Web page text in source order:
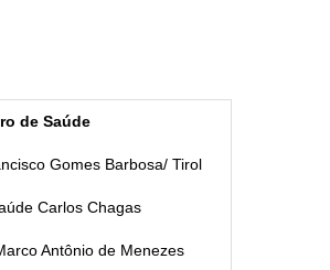
de Saúde
Gomes Barbosa/ Tirol
Carlos Chagas
Antônio de Menezes